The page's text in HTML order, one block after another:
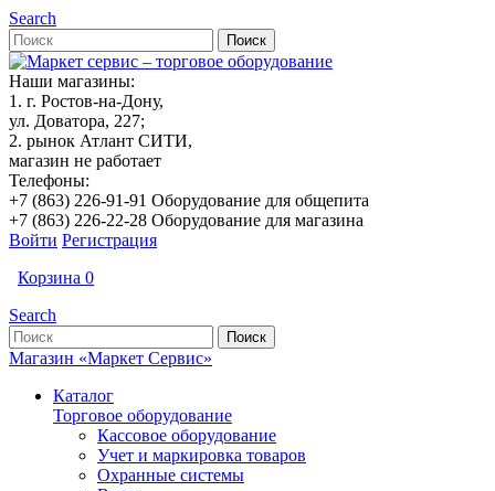
Search
Наши магазины:
1. г. Ростов-на-Дону,
ул. Доватора, 227;
2. рынок Атлант СИТИ,
магазин не работает
Телефоны:
+7 (863) 226-91-91 Оборудование для общепита
+7 (863) 226-22-28 Оборудование для магазина
Войти Регистрация
Корзина 0
Search
Магазин «Маркет Сервис»
Каталог
Торговое оборудование
Кассовое оборудование
Учет и маркировка товаров
Охранные системы